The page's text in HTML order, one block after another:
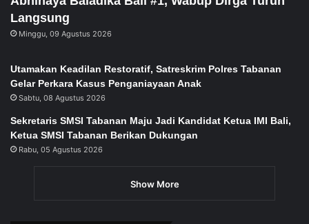
Langsung
Minggu, 09 Agustus 2026
Utamakan Keadilan Restoratif, Satreskrim Polres Tabanan
Gelar Perkara Kasus Penganiayaan Anak
Sabtu, 08 Agustus 2026
Sekretaris SMSI Tabanan Maju Jadi Kandidat Ketua IMI Bali,
Ketua SMSI Tabanan Berikan Dukungan
Rabu, 05 Agustus 2026
Show More